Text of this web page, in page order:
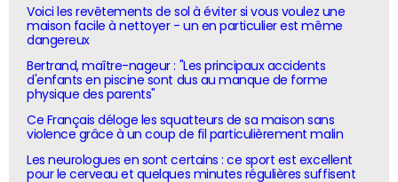
Voici les revêtements de sol à éviter si vous voulez une
maison facile à nettoyer - un en particulier est même
dangereux
Bertrand, maître-nageur : "Les principaux accidents
d'enfants en piscine sont dus au manque de forme
physique des parents"
Ce Français déloge les squatteurs de sa maison sans
violence grâce à un coup de fil particulièrement malin
Les neurologues en sont certains : ce sport est excellent
pour le cerveau et quelques minutes régulières suffisent